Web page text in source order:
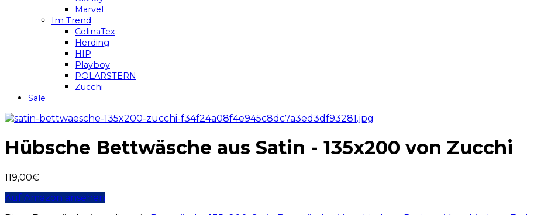
Marvel
Im Trend
CelinaTex
Herding
HIP
Playboy
POLARSTERN
Zucchi
Sale
Hübsche Bettwäsche aus Satin - 135x200 von Zucchi
119,00€
Auf Amazon ansehen